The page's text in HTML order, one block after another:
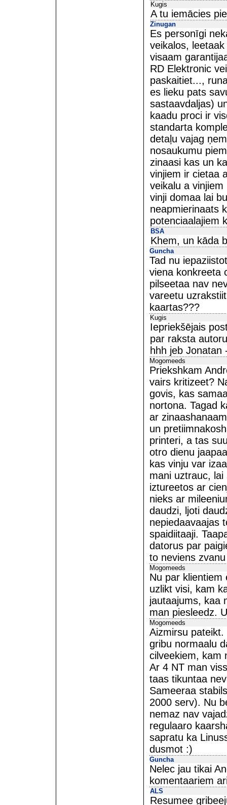
Kugis
A tu iemācies
Zinugan
Es personīgi
veikalos,
visaam
RD Elektronic
paskaitiet...,
es lieku pats
sastaavdaljas)
kaadu proci ir
standarta
detaļu vajag
nosaukumu
zinaasi kas un
vinjiem ir cietaa
veikalu a
vinji domaa lai
neapmierinaats
potenciaalajiem
BSA
Khem, un kāda
Guncha
Tad nu
viena konkreeta
pilseetaa nav
vareetu
kaartas???
Kugis
Iepriekšējais
par raksta
hhh jeb
Mogomeeds
Priekshkam
vairs kritizeet?
govis, kas
nortona. Tagad
ar
un
printeri, a tas
otro dienu
kas vinju var
mani uztrauc,
iztureetos ar
nieks ar
daudzi, ljoti
nepiedaavaajas
spaidiitaaji.
datorus par
to neviens
Mogomeeds
Nu par klientiem
uzlikt visi, kam
jautaajums, kaa
man piesleedz.
Mogomeeds
Aizmirsu
gribu normaalu
cilveekiem, kam
Ar 4 NT man
taas tikuntaa
Sameeraa
2000 serv). Nu
nemaz nav
regulaaro
sapratu ka
dusmot :)
Guncha
Nelec jau tikai
komentaariem
ALS
Resumee